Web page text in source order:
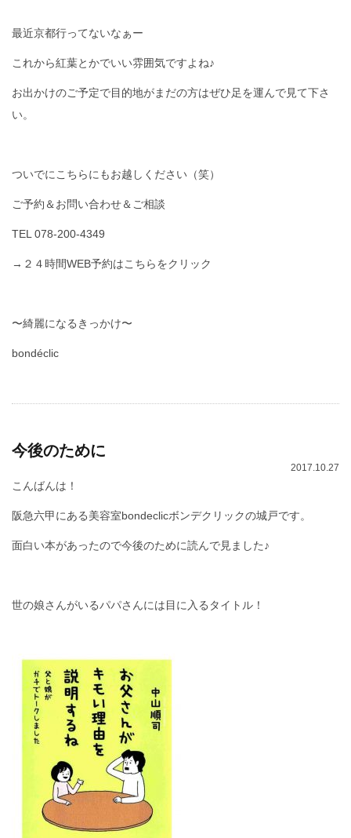
最近京都行ってないなぁー
これから紅葉とかでいい雰囲気ですよね♪
お出かけのご予定で目的地がまだの方はぜひ足を運んで見て下さ
い。
ついでにこちらにもお越しください（笑）
ご予約＆お問い合わせ＆ご相談
TEL 078-200-4349
→２４時間WEB予約はこちらをクリック
〜綺麗になるきっかけ〜
bondéclic
今後のために
2017.10.27
こんばんは！
阪急六甲にある美容室bondeclicボンデクリックの城戸です。
面白い本があったので今後のために読んで見ました♪
世の娘さんがいるパパさんには目に入るタイトル！